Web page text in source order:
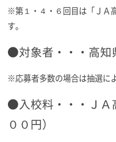
※第１・４・６回目は「ＪＡ
す。
●対象者・・・高知
※応募者多数の場合は抽選に
●入校料・・・ＪＡ
００円）